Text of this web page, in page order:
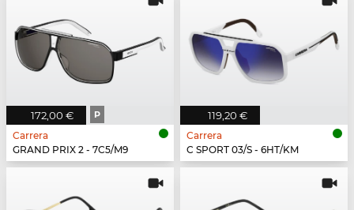
172,00 € P
Carrera
GRAND PRIX 2 - 7C5/M9
119,20 €
Carrera
C SPORT 03/S - 6HT/KM